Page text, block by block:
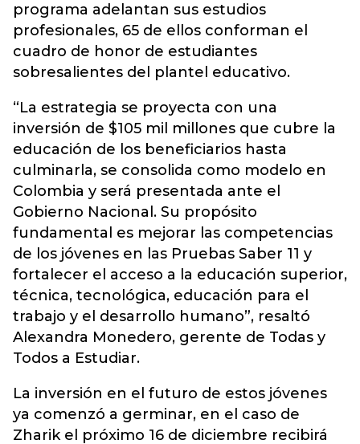
programa adelantan sus estudios
profesionales, 65 de ellos conforman el
cuadro de honor de estudiantes
sobresalientes del plantel educativo.
“La estrategia se proyecta con una
inversión de $105 mil millones que cubre la
educación de los beneficiarios hasta
culminarla, se consolida como modelo en
Colombia y será presentada ante el
Gobierno Nacional. Su propósito
fundamental es mejorar las competencias
de los jóvenes en las Pruebas Saber 11 y
fortalecer el acceso a la educación superior,
técnica, tecnológica, educación para el
trabajo y el desarrollo humano”, resaltó
Alexandra Monedero, gerente de Todas y
Todos a Estudiar.
La inversión en el futuro de estos jóvenes
ya comenzó a germinar, en el caso de
Zharik el próximo 16 de diciembre recibirá